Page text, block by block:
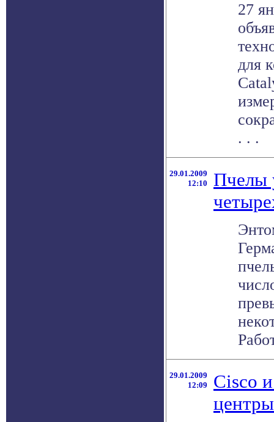
27
для
. . .
29.01.2009
12:10
Пчелы
29.01.2009
12:09
Cisco